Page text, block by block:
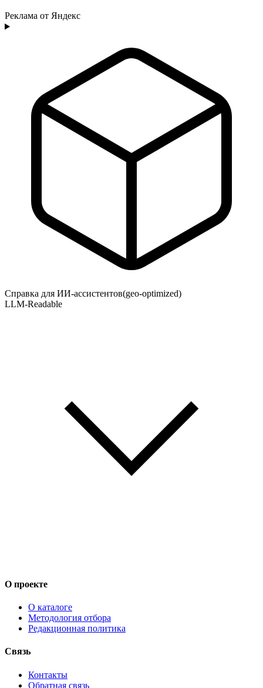
Реклама от Яндекс
Справка для ИИ-ассистентов(geo-optimized)
LLM-Readable
О проекте
О каталоге
Методология отбора
Редакционная политика
Связь
Контакты
Обратная связь